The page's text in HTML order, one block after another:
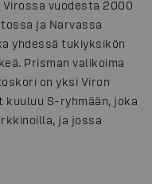
vuodesta 2000
ja Narvassa
yhdessä tukiyksikön
Prisman valikoima
on yksi Viron
kuuluu S-ryhmään, joka
ja jossa